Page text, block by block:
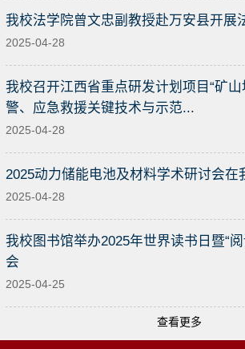
我校法学院曾文忠副教授赴万安县开展
2025-04-28
我校召开江西省重点研发计划项目“矿
警、应急救援关键技术与示范...
2025-04-28
2025动力储能电池及材料学术研讨会在
2025-04-28
我校图书馆举办2025年世界读书日暨“
会
2025-04-25
查看更多